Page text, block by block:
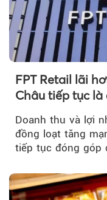
FPT Retail lãi
Châu tiếp tục
Doanh thu và lợi
đồng loạt tăng
tiếp tục đóng góp